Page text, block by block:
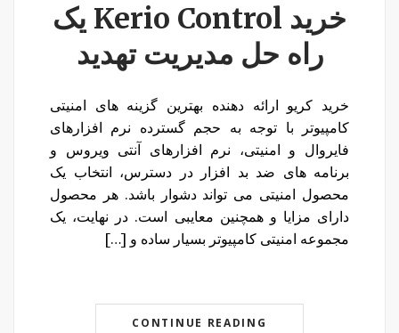
خرید Kerio Control یک
راه حل مدیریت تهدید
خرید کریو ارائه دهنده بهترین گزینه های امنیتی
کامپیوتر با توجه به حجم گسترده نرم افزارهای
فایروال و امنیتی، نرم افزارهای آنتی ویروس و
برنامه های ضد بد افزار در دسترس، انتخاب یک
محصول امنیتی می تواند دشوار باشد. هر محصول
دارای مزایا و همچنین معایبی است. در نهایت، یک
مجموعه امنیتی کامپیوتر بسیار ساده و […]
CONTINUE READING